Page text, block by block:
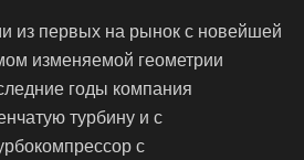
из первых на рынок с новейшей
изменяемой геометрии
годы компания
турбину и с
с